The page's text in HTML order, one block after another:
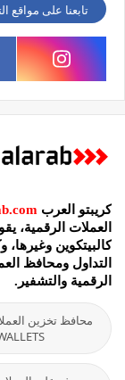
تابعنا على مواقع
كريبتو العرب
العملات الرقمية،
كالبيتكوين
التداول ومحافظ
الرقمية والتشفير.
محافظ تخزين